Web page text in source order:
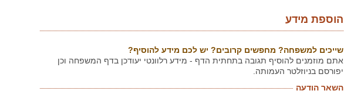
הוספת מידע
שייכים למשפחה? מחפשים קרובים? יש לכם מידע להוסיף?
אתם מוזמנים להוסיף תגובה בתחתית הדף - מידע רלוונטי יעודכן בדף המשפחה וכן
יפורסם בניוזלטר העמותה.
השאר הודעה